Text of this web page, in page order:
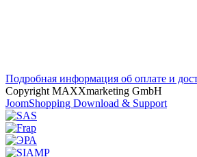
Подробная информация об оплате и
Copyright MAXXmarketing GmbH
JoomShopping Download & Support